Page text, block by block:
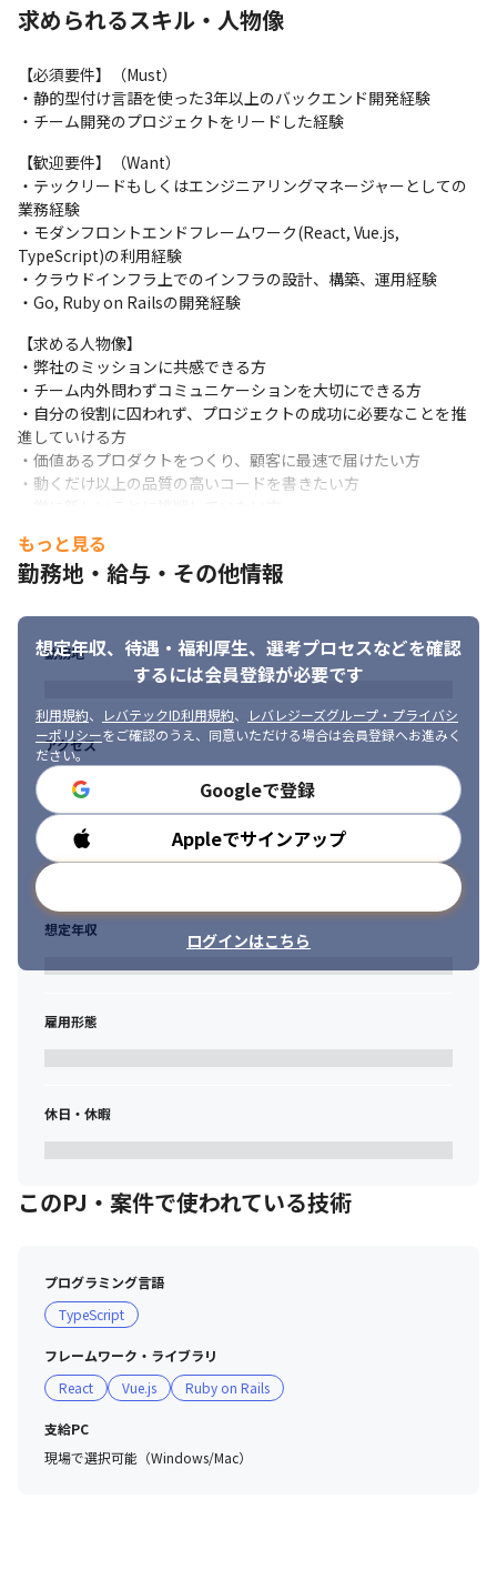
求められるスキル・人物像
【必須要件】（Must）
・静的型付け言語を使った3年以上のバックエンド開発経験
・チーム開発のプロジェクトをリードした経験
【歓迎要件】（Want）
・テックリードもしくはエンジニアリングマネージャーとしての
業務経験
・モダンフロントエンドフレームワーク(React, Vue.js,
TypeScript)の利用経験
・クラウドインフラ上でのインフラの設計、構築、運用経験
・Go, Ruby on Railsの開発経験
【求める人物像】
・弊社のミッションに共感できる方
・チーム内外問わずコミュニケーションを大切にできる方
・自分の役割に囚われず、プロジェクトの成功に必要なことを推
進していける方
・価値あるプロダクトをつくり、顧客に最速で届けたい方
・動くだけ以上の品質の高いコードを書きたい方
もっと見る
勤務地・給与・その他情報
想定年収、待遇・福利厚生、 選考プロセスなどを確認
するには会員登録が必要です
利用規約、 レバテックID利用規約、
レバレジーズグループ・プライバシ
ーポリシーをご確認のうえ、同意いただける場合は会員登録へお進みく
ださい。
Googleで登録
Appleでサインアップ
ログインはこちら
勤務地
アクセス
勤務時間
想定年収
雇用形態
休日・休暇
このPJ・案件で使われている技術
プログラミング言語
TypeScript
フレームワーク・ライブラリ
React
Vue.js Ruby on Rails
支給PC
現場で選択可能（Windows/Mac）